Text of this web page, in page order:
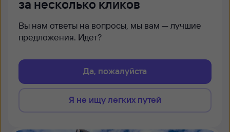
за несколько кликов
Вы нам ответы на вопросы, мы вам — лучшие
предложения. Идет?
Да, пожалуйста
Я не ищу легких путей